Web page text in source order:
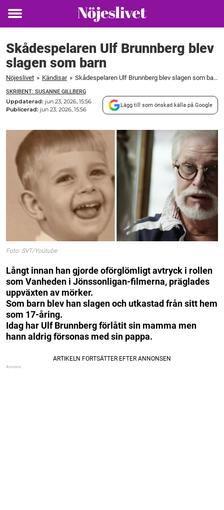
Toggle
Skådespelaren Ulf Brunnberg blev
slagen som barn
Nöjeslivet » Kändisar » Skådespelaren Ulf Brunnberg blev slagen som barn
SKRIBENT: SUSANNE GILLBERG
Uppdaterad: jun 23, 2026, 15:56
Publicerad: jun 23, 2026, 15:56
Lägg till som önskad källa på Google
Foto: SVT/Youtube
Långt innan han gjorde oförglömligt avtryck i rollen
som Vanheden i Jönssonligan-filmerna, präglades
uppväxten av mörker.
Som barn blev han slagen och utkastad från sitt hem
som 17-åring.
Idag har Ulf Brunnberg förlåtit sin mamma men
hann aldrig försonas med sin pappa.